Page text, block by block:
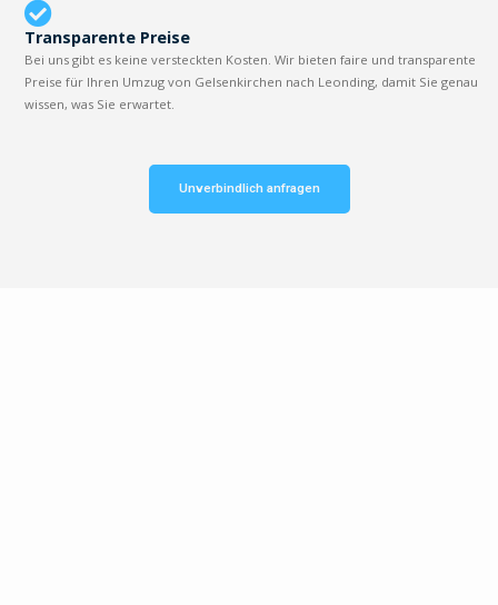
Transparente Preise
Bei uns gibt es keine versteckten Kosten. Wir bieten faire und transparente
Preise für Ihren Umzug von Gelsenkirchen nach Leonding, damit Sie genau
wissen, was Sie erwartet.
Unverbindlich anfragen